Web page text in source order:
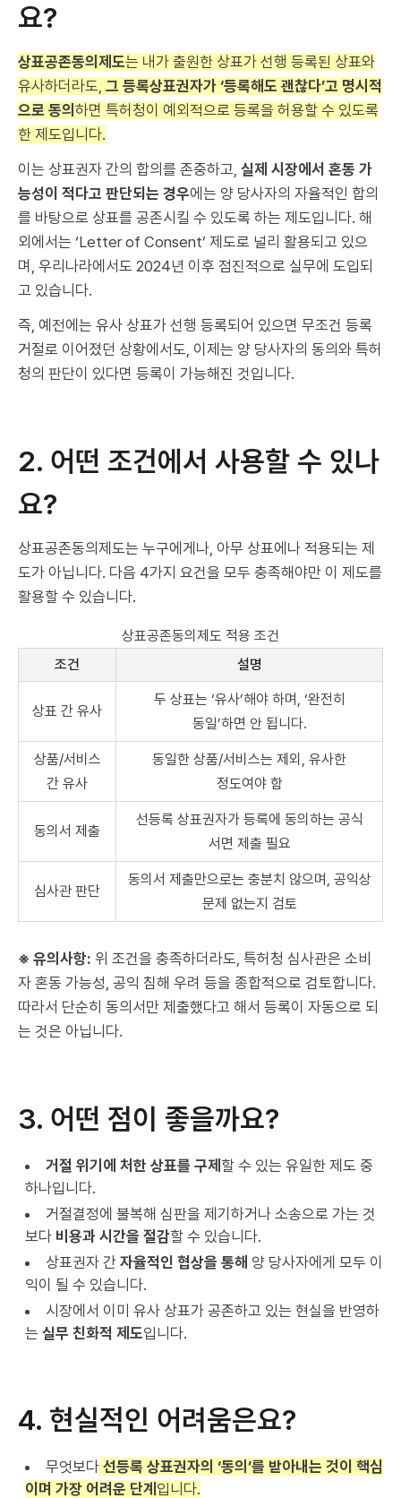
요?
상표공존동의제도는 내가 출원한 상표가 선행 등록된 상표와
유사하더라도, 그 등록상표권자가 ‘등록해도 괜찮다’고 명시적
으로 동의 하면 특허청이 예외적으로 등록을 허용할 수 있도록
한 제도입니다.
이는 상표권자 간의 합의를 존중하고, 실제 시장에서 혼동 가
능성이 적다고 판단되는 경우에는 양 당사자의 자율적인 합의
를 바탕으로 상표를 공존시킬 수 있도록 하는 제도입니다. 해
외에서는 ‘Letter of Consent’ 제도로 널리 활용되고 있으
며, 우리나라에서도 2024년 이후 점진적으로 실무에 도입되
고 있습니다.
즉, 예전에는 유사 상표가 선행 등록되어 있으면 무조건 등록
거절로 이어졌던 상황에서도, 이제는 양 당사자의 동의와 특허
청의 판단이 있다면 등록이 가능해진 것입니다.
2. 어떤 조건에서 사용할 수 있나
요?
상표공존동의제도는 누구에게나, 아무 상표에나 적용되는 제
도가 아닙니다. 다음 4가지 요건을 모두 충족해야만 이 제도를
활용할 수 있습니다.
상표공존동의제도 적용 조건
조건
설명
상표 간 유사
두 상표는 ‘유사’해야 하며, ‘완전히
동일’하면 안 됩니다.
상품/서비스
간 유사
동일한 상품/서비스는 제외, 유사한
정도여야 함
동의서 제출
선등록 상표권자가 등록에 동의하는 공식
서면 제출 필요
심사관 판단
동의서 제출만으로는 충분치 않으며, 공익상
문제 없는지 검토
※ 유의사항: 위 조건을 충족하더라도, 특허청 심사관은 소비
자 혼동 가능성, 공익 침해 우려 등을 종합적으로 검토합니다.
따라서 단순히 동의서만 제출했다고 해서 등록이 자동으로 되
는 것은 아닙니다.
3. 어떤 점이 좋을까요?
거절 위기에 처한 상표를 구제 할 수 있는 유일한 제도 중
하나입니다.
거절결정에 불복해 심판을 제기하거나 소송으로 가는 것
보다 비용과 시간을 절감할 수 있습니다.
상표권자 간 자율적인 협상을 통해 양 당사자에게 모두 이
익이 될 수 있습니다.
시장에서 이미 유사 상표가 공존하고 있는 현실을 반영하
는 실무 친화적 제도입니다.
4. 현실적인 어려움은요?
무엇보다 선등록 상표권자의 ‘동의’를 받아내는 것이 핵심
이며 가장 어려운 단계 입니다.